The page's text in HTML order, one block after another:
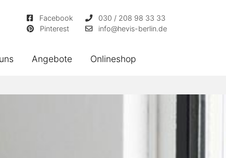
030 / 208 98 33 33
info@hevis-berlin.de
Facebook
Pinterest
Angebote Onlineshop